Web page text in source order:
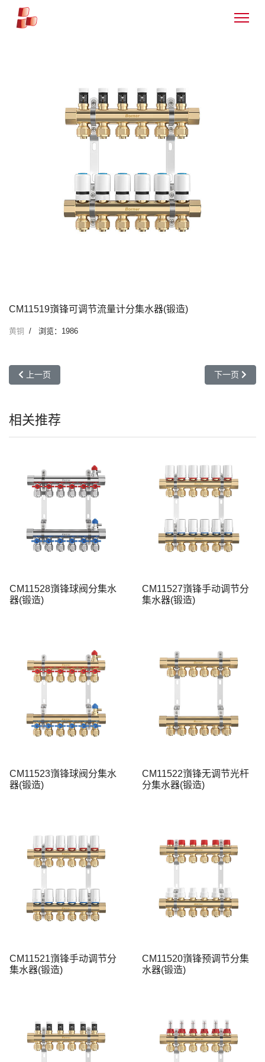
CM11519嵿锋可调节流量计分集水器(锻造)
黄铜 浏览：1986
上一篇文章: CM11520嵿锋预调节分集水器(锻造)
上一页 下一篇文章:
下一页
相关推荐
CM11528嵿锋球阀分集水
器(锻造)
CM11527嵿锋手动调节分
集水器(锻造)
CM11523嵿锋球阀分集水
器(锻造)
CM11522嵿锋无调节光杆
分集水器(锻造)
CM11521嵿锋手动调节分
集水器(锻造)
CM11520嵿锋预调节分集
水器(锻造)